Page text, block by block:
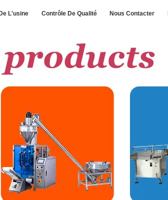
L'usine Contrôle De Qualité Nous Contacter